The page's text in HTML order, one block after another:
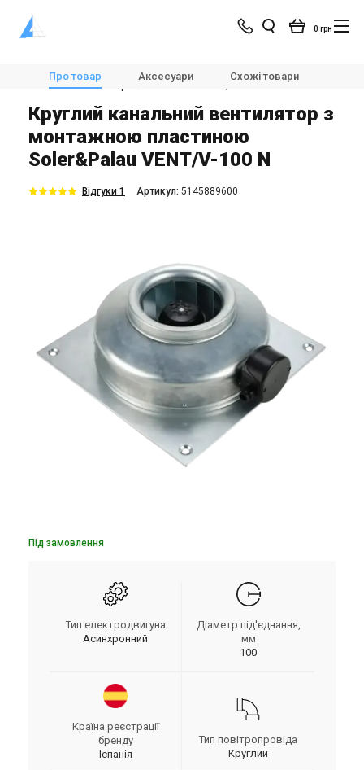
0 грн
Магазин Вентиляція
Вентилятори
Канальні вентилятори
Soler&Palau VENT/V-100 N
Про товар Аксесуари Схожі товари
Круглий канальний вентилятор з
монтажною пластиною
Soler&Palau VENT/V-100 N
Відгуки 1 Aртикул: 5145889600
Під замовлення
Тип електродвигуна
Асинхронний
Діаметр під'єднання,
мм
100
Країна реєстрації
бренду
Іспанія
Тип повітропровіда
Круглий